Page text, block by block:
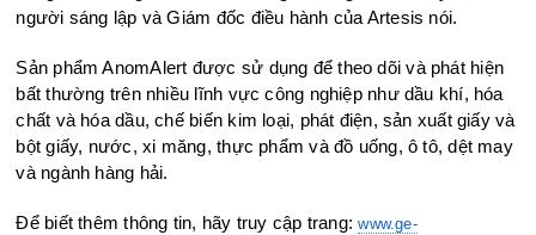
người sáng lập và Giám đốc điều hành của Artesis nói.
Sản phẩm AnomAlert được sử dụng để theo dõi và phát hiện
bất thường trên nhiều lĩnh vực công nghiệp như dầu khí, hóa
chất và hóa dầu, chế biến kim loại, phát điện, sản xuất giấy và
bột giấy, nước, xi măng, thực phẩm và đồ uống, ô tô, dệt may
và ngành hàng hải.
Để biết thêm thông tin, hãy truy cập trang: www.ge-